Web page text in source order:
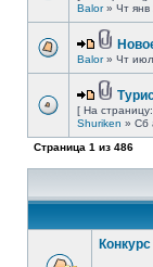
Balor» Чт янв
Balor» Чт июл
[ На страницу:
Shuriken » Сб
Страница 1 из 486
Конкурс